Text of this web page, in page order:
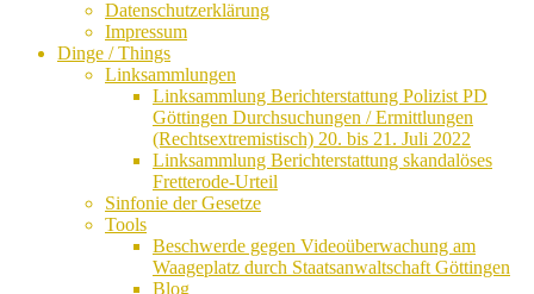
Datenschutzerklärung
Impressum
Dinge / Things
Linksammlungen
Linksammlung Berichterstattung Polizist PD
Göttingen Durchsuchungen / Ermittlungen
(Rechtsextremistisch) 20. bis 21. Juli 2022
Linksammlung Berichterstattung skandalöses
Fretterode-Urteil
Sinfonie der Gesetze
Tools
Beschwerde gegen Videoüberwachung am
Waageplatz durch Staatsanwaltschaft Göttingen
Blog